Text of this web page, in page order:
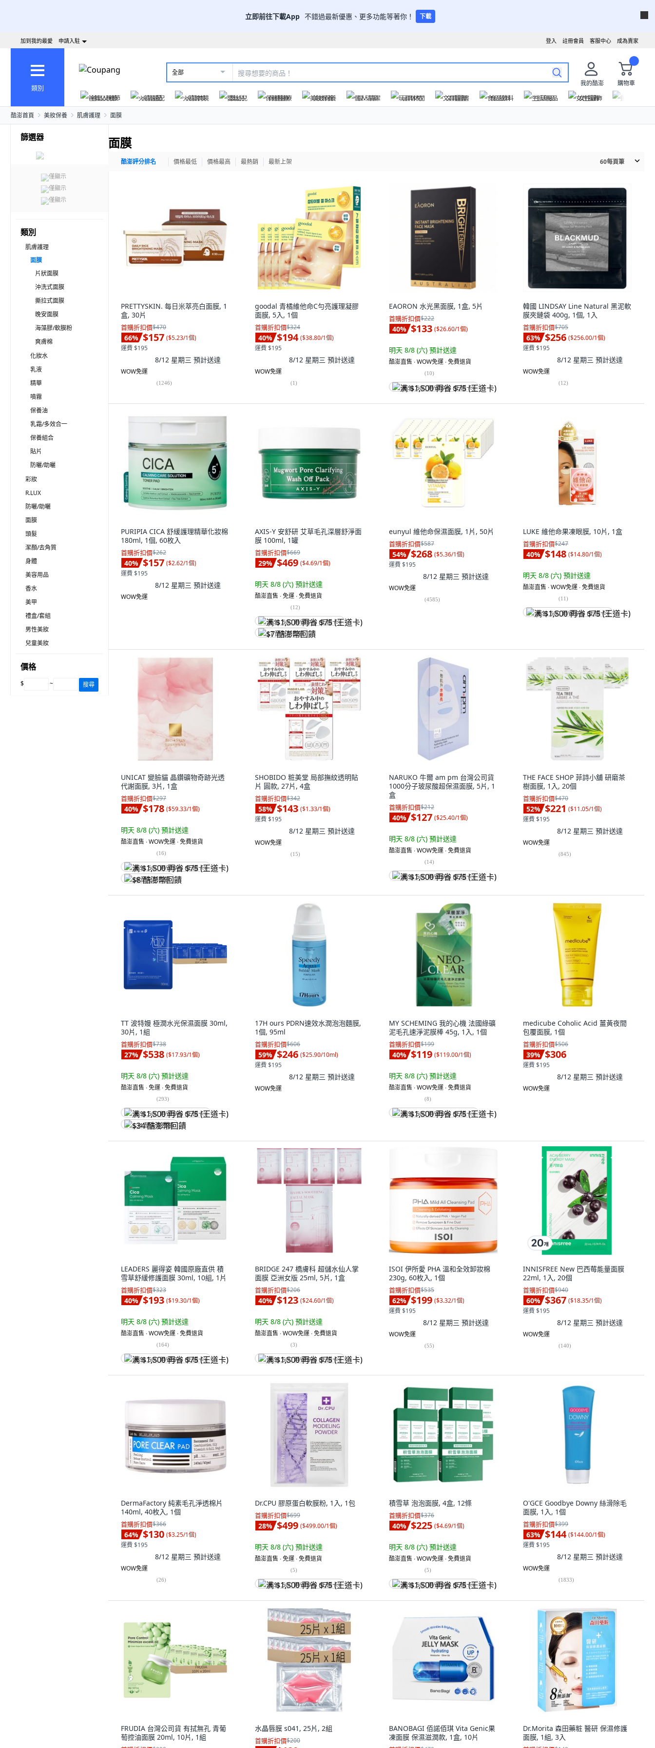
立即前往下載App 不錯過最新優惠、更多功能等著你！ 下載
成為賣家
客服中心
註冊會員
登入
加到我的最愛 申請入駐
類別
全部
我的酷澎
購物車
爸氣父親節
火箭速配 火箭跨境 嬰幼兒 保健醫療 美妝保養 個人清潔 玩具休閒 文具圖書 食品飲料 生活用品 女性服飾
酷澎首頁 美妝保養 肌膚護理 面膜
篩選器
僅顯示
僅顯示
僅顯示
類別
肌膚護理
面膜
片狀面膜
沖洗式面膜
撕拉式面膜
晚安面膜
海藻膠/軟膜粉
爽膚棉
化妝水
乳液
精華
噴霧
保養油
乳霜/多效合一
保養組合
貼片
防曬/助曬
彩妝
R.LUX
防曬/助曬
面膜
頭髮
潔顏/去角質
身體
美容用品
香水
美甲
禮盒/套組
男性美妝
兒童美妝
價格
$ ~ 搜尋
面膜
酷澎評分排名 價格最低 價格最高 最熱銷 最新上架 60每頁筆
PRETTYSKIN. 每日米萃亮白面膜, 1
盒, 30片
首購折扣價$470
66% $157 ($5.23/1個)
運費 $195
8/12 星期三 預計送達
WOW免運
(1246)
goodal 青橘維他命C勻亮護理凝膠
面膜, 5入, 1個
首購折扣價$324
40% $194 ($38.80/1個)
運費 $195
8/12 星期三 預計送達
WOW免運
(1)
EAORON 水光黑面膜, 1盒, 5片
首購折扣價$222
40% $133 ($26.60/1個)
明天 8/8 (六) 預計送達
酷澎直售 ∙ WOW免運 ∙ 免費退貨
(10)
满 $1,500 再省 $75 (王道卡)
韓國 LINDSAY Line Natural 黑泥軟
膜夾鏈袋 400g, 1個, 1入
首購折扣價$705
63% $256 ($256.00/1個)
運費 $195
8/12 星期三 預計送達
WOW免運
(12)
PURIPIA CICA 舒緩護理精華化妝棉
180ml, 1個, 60枚入
首購折扣價$262
40% $157 ($2.62/1個)
運費 $195
8/12 星期三 預計送達
WOW免運
AXIS-Y 安舒研 艾草毛孔深層舒淨面
膜 100ml, 1罐
首購折扣價$669
29% $469 ($4.69/1個)
明天 8/8 (六) 預計送達
酷澎直售 ∙ 免運 ∙ 免費退貨
(12)
满 $1,500 再省 $75 (王道卡)
$7 酷澎幣回饋
eunyul 維他命保濕面膜, 1片, 50片
首購折扣價$587
54% $268 ($5.36/1個)
運費 $195
8/12 星期三 預計送達
WOW免運
(4585)
LUKE 維他命果凍眼膜, 10片, 1盒
首購折扣價$247
40% $148 ($14.80/1個)
明天 8/8 (六) 預計送達
酷澎直售 ∙ WOW免運 ∙ 免費退貨
(11)
满 $1,500 再省 $75 (王道卡)
UNICAT 變臉貓 晶鑽礦物奇跡光透
代謝面膜, 3片, 1盒
首購折扣價$297
40% $178 ($59.33/1個)
明天 8/8 (六) 預計送達
酷澎直售 ∙ WOW免運 ∙ 免費退貨
(16)
满 $1,500 再省 $75 (王道卡)
$8 酷澎幣回饋
SHOBIDO 粧美堂 局部撫紋透明貼
片 圓款, 27片, 4盒
首購折扣價$342
58% $143 ($1.33/1個)
運費 $195
8/12 星期三 預計送達
WOW免運
(15)
NARUKO 牛爾 am pm 台灣公司貨
1000分子玻尿酸超保濕面膜, 5片, 1
盒
首購折扣價$212
40% $127 ($25.40/1個)
明天 8/8 (六) 預計送達
酷澎直售 ∙ WOW免運 ∙ 免費退貨
(14)
满 $1,500 再省 $75 (王道卡)
THE FACE SHOP 菲詩小舖 研磨茶
樹面膜, 1入, 20個
首購折扣價$470
52% $221 ($11.05/1個)
運費 $195
8/12 星期三 預計送達
WOW免運
(845)
TT 波特嫚 極潤水光保濕面膜 30ml,
30片, 1組
首購折扣價$738
27% $538 ($17.93/1個)
明天 8/8 (六) 預計送達
酷澎直售 ∙ 免運 ∙ 免費退貨
(293)
满 $1,500 再省 $75 (王道卡)
$34 酷澎幣回饋
17H ours PDRN速效水潤泡泡麵膜,
1個, 95ml
首購折扣價$606
59% $246 ($25.90/10ml)
運費 $195
8/12 星期三 預計送達
WOW免運
MY SCHEMING 我的心機 法國綠礦
泥毛孔速淨泥膜棒 45g, 1入, 1個
首購折扣價$199
40% $119 ($119.00/1個)
明天 8/8 (六) 預計送達
酷澎直售 ∙ WOW免運 ∙ 免費退貨
(8)
满 $1,500 再省 $75 (王道卡)
medicube Coholic Acid 薑黃夜間
包覆面膜, 1個
首購折扣價$506
39% $306
運費 $195
8/12 星期三 預計送達
WOW免運
LEADERS 麗得姿 韓國原廠直供 積
雪草舒緩修護面膜 30ml, 10組, 1片
首購折扣價$323
40% $193 ($19.30/1個)
明天 8/8 (六) 預計送達
酷澎直售 ∙ WOW免運 ∙ 免費退貨
(164)
满 $1,500 再省 $75 (王道卡)
BRIDGE 247 橋膚科 超儲水仙人掌
面膜 亞洲女版 25ml, 5片, 1盒
首購折扣價$206
40% $123 ($24.60/1個)
明天 8/8 (六) 預計送達
酷澎直售 ∙ WOW免運 ∙ 免費退貨
(3)
满 $1,500 再省 $75 (王道卡)
ISOI 伊所愛 PHA 溫和全效卸妝棉
230g, 60枚入, 1個
首購折扣價$535
62% $199 ($3.32/1個)
運費 $195
8/12 星期三 預計送達
WOW免運
(55)
INNISFREE New 巴西莓能量面膜
22ml, 1入, 20個
首購折扣價$940
60% $367 ($18.35/1個)
運費 $195
8/12 星期三 預計送達
WOW免運
(140)
DermaFactory 純素毛孔淨透棉片
140ml, 40枚入, 1個
首購折扣價$366
64% $130 ($3.25/1個)
運費 $195
8/12 星期三 預計送達
WOW免運
(26)
Dr.CPU 膠原蛋白軟膜粉, 1入, 1包
首購折扣價$699
28% $499 ($499.00/1個)
明天 8/8 (六) 預計送達
酷澎直售 ∙ 免運 ∙ 免費退貨
(5)
满 $1,500 再省 $75 (王道卡)
積雪草 泡泡面膜, 4盒, 12條
首購折扣價$376
40% $225 ($4.69/1個)
明天 8/8 (六) 預計送達
酷澎直售 ∙ WOW免運 ∙ 免費退貨
(5)
满 $1,500 再省 $75 (王道卡)
O'GCE Goodbye Downy 絲滑除毛
面膜, 1入, 1個
首購折扣價$399
63% $144 ($144.00/1個)
運費 $195
8/12 星期三 預計送達
WOW免運
(1833)
FRUDIA 台灣公司貨 有拭無孔 青葡
萄控油面膜 20ml, 10片, 1組
水晶唇膜 s041, 25片, 2組
首購折扣價$200
BANOBAGI 佰諾佰琪 Vita Genic果
凍面膜 保濕滋潤款, 1盒, 10片
Dr.Morita 森田藥粧 醫研 保濕修護
面膜, 1組, 3入